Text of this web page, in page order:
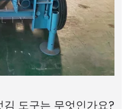
도구는 무엇인가요?